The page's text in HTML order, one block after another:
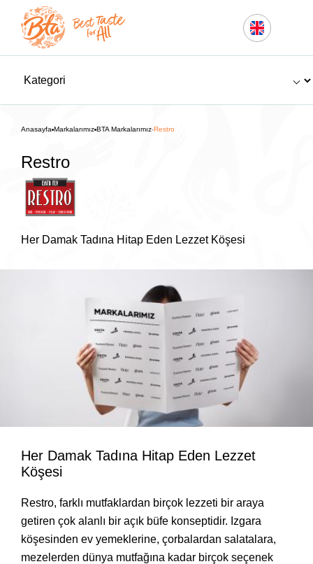
Anasayfa Markalarımız BTA Markalarımız Restro
Restro
Her Damak Tadına Hitap Eden Lezzet Köşesi
Her Damak Tadına Hitap Eden Lezzet
Köşesi
Restro, farklı mutfaklardan birçok lezzeti bir araya
getiren çok alanlı bir açık büfe konseptidir. Izgara
köşesinden ev yemeklerine, çorbalardan salatalara,
mezelerden dünya mutfağına kadar birçok seçenek